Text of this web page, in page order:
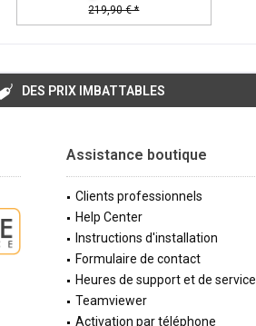
219,90 € *
DES PRIX IMBATTABLES
Assistance boutique
Clients professionnels
Help Center
Instructions d'installation
Formulaire de contact
Heures de support et de service
Teamviewer
Activation par téléphone